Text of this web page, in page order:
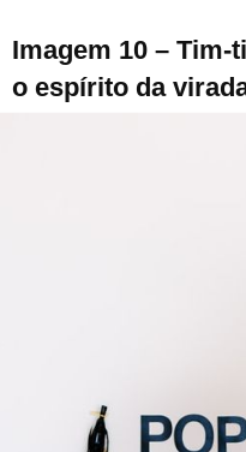
Imagem 10 –
o espírito da